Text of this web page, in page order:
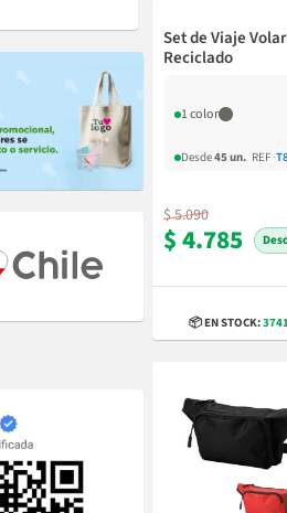
Set de Viaje
Reciclado
1 color
Desde45 un. REF ·
$ 5.090
$ 4.785
📦 EN STOCK: